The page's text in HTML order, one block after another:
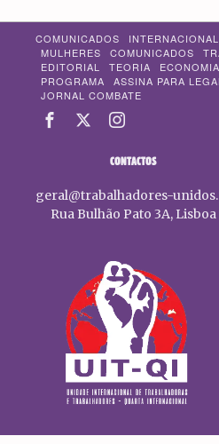
COMUNICADOS INTERNACIONAL
MULHERES
COMUNICADOS
EDITORIAL
TEORIA ECONOMIA
PROGRAMA
ASSINA PARA
JORNAL COMBATE
CONTACTOS
geral@trabalhadores-
Rua Bulhão Pato 3A, Lisboa